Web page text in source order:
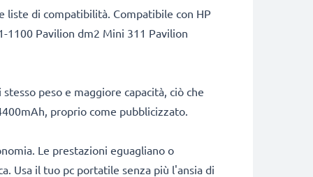
liste di compatibilità. Compatibile con HP
1100 Pavilion dm2 Mini 311 Pavilion
peso e maggiore capacità, ciò che
proprio come pubblicizzato.
Le prestazioni eguagliano o
Usa il tuo pc portatile senza più l'ansia di